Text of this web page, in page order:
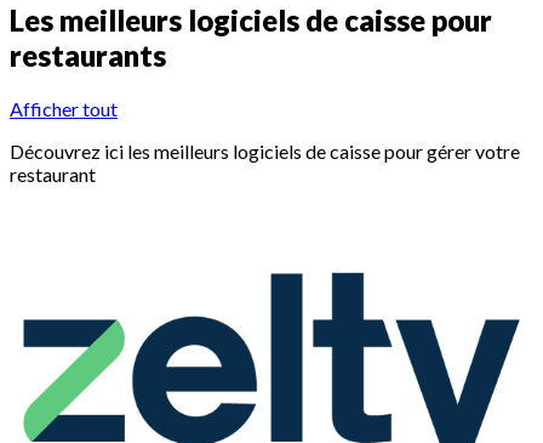
Les meilleurs logiciels de caisse pour
restaurants
Afficher tout
Découvrez ici les meilleurs logiciels de caisse pour gérer votre
restaurant